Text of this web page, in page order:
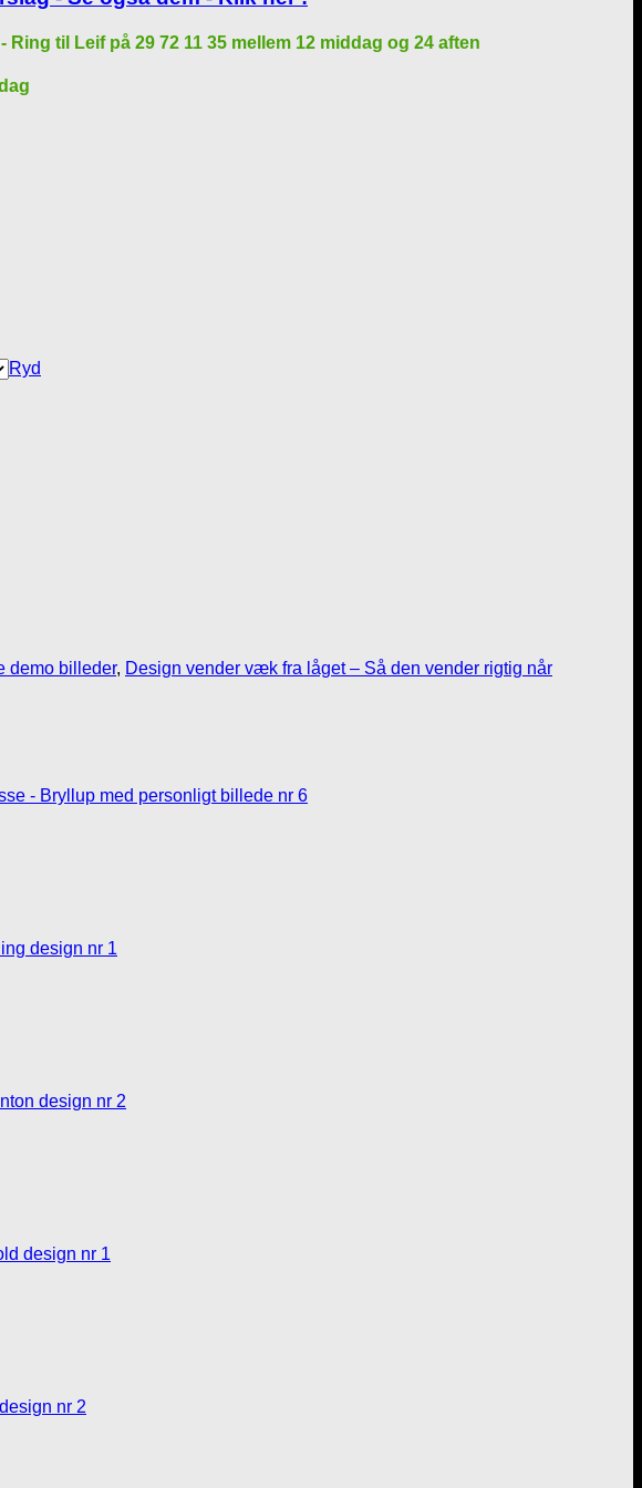
til Leif på 29 72 11 35 mellem 12 middag og 24 aften
Ryd
demo billeder, Design vender væk fra låget – Så den vender rigtig når